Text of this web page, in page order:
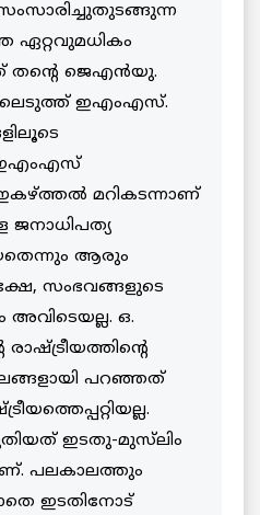
ഏറ്റവുമധികം
തന്റെ ജെഎന്‍യു.
ഇഎംഎസ്.
ഇഎംഎസ്
മറികടന്നാണ്
ജനാധിപത്യ
ആരും
സംഭവങ്ങളുടെ
ഒ.
പറഞ്ഞത്
ഇടതു-മുസ്‌ലിം
പലകാലത്തും
ഇടതിനോട്